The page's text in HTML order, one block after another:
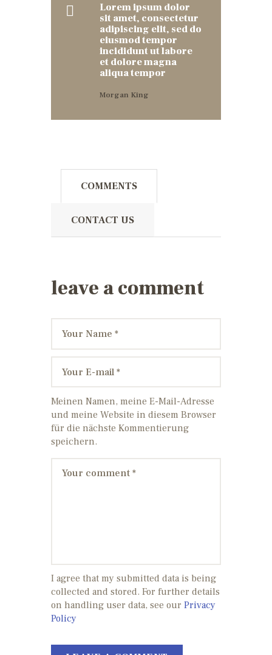
Lorem ipsum dolor
sit amet, consectetur
adipiscing elit, sed do
eiusmod tempor
incididunt ut labore
et dolore magna
aliqua tempor
Morgan King
COMMENTS
CONTACT US
leave a comment
Meinen Namen, meine E-Mail-Adresse
und meine Website in diesem Browser
für die nächste Kommentierung
speichern.
I agree that my submitted data is being
collected and stored. For further details
on handling user data, see our Privacy
Policy